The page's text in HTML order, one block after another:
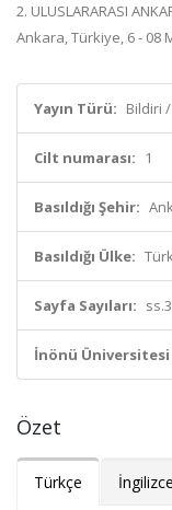
2. ULUSLARARASI
Ankara, Türkiye, 6 - 08
Yayın Türü: Bildiri
Cilt numarası: 1
Basıldığı Şehir:
Basıldığı Ülke:
Sayfa Sayıları:
İnönü Üniversitesi
Özet
Türkçe İngilizce